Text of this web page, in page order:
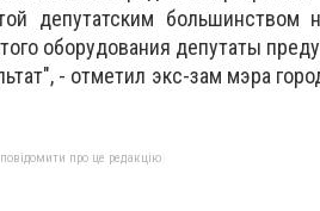
депутатским большинством
оборудования депутаты
- отметил экс-зам мэра
про це редакцію